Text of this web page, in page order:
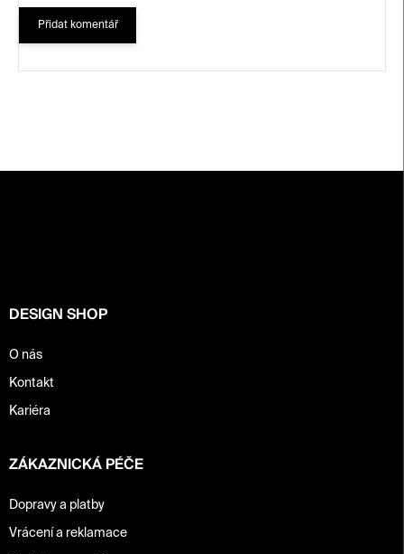
Přidat komentář
DESIGN SHOP
O nás
Kontakt
Kariéra
ZÁKAZNICKÁ PÉČE
Dopravy a platby
Vrácení a reklamace